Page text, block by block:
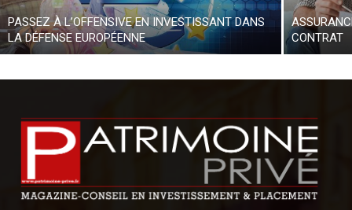
PASSEZ À L’OFFENSIVE EN INVESTISSANT DANS
LA DÉFENSE EUROPÉENNE
CONTRAT